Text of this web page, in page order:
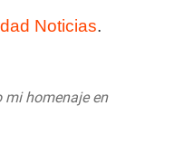
Noticias.
mi homenaje en